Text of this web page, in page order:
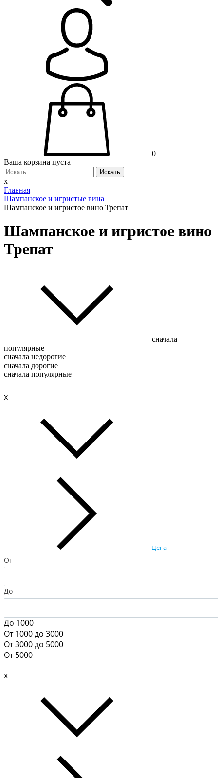
0
Ваша корзина пуста
Искать
x
Главная
Шампанское и игристые вина
Шампанское и игристое вино Трепат
Шампанское и игристое вино
Трепат
сначала
популярные
сначала недорогие
сначала дорогие
сначала популярные
x
Цена
От
До
До 1000
От 1000 до 3000
От 3000 до 5000
От 5000
x